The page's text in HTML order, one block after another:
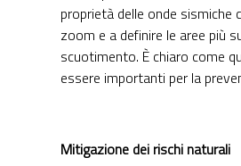
proprietà delle onde sismiche
zoom e a definire le aree più
scuotimento. È chiaro come
essere importanti per la
Mitigazione dei rischi naturali